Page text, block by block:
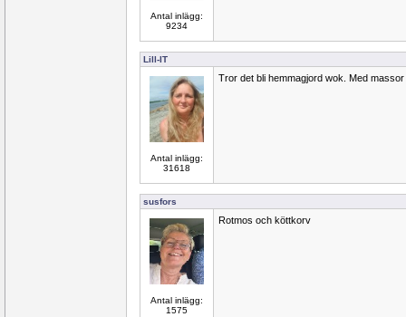
Antal inlägg:
9234
Lill-IT
Antal inlägg:
31618
Tror det bli hemmagjord wok. Med
susfors
Antal inlägg:
1575
Rotmos och köttkorv